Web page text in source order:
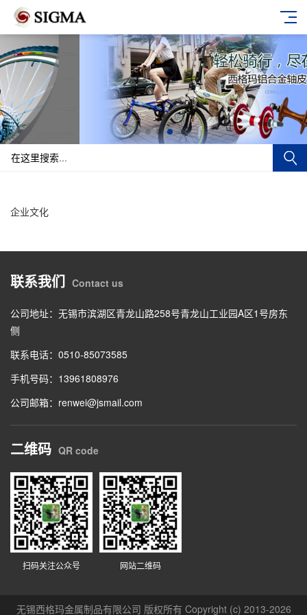
企业文化
联系我们 Contact us
公司地址：无锡市滨湖区青龙山路258号青龙山工业园A区1号房东
侧
联系电话：0510-85073585
手机号码：13961808976
公司邮箱：renwei@jsmail.com
二维码 QR code
扫码关注公众号 网站二维码
无锡西格玛金属制品有限公司 版权所有 Copyright (c) 2013-2026